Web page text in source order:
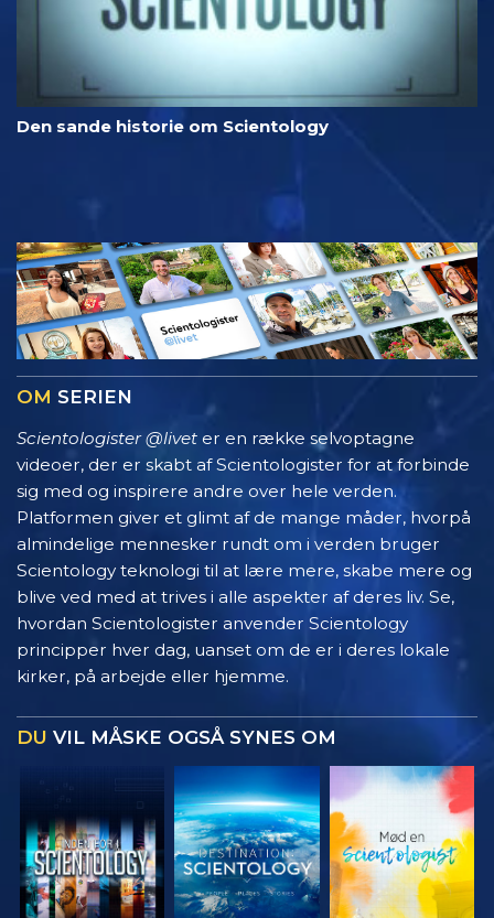
Den sande historie om Scientology
OM SERIEN
Scientologister @livet er en række selvoptagne
videoer, der er skabt af Scientologister for at forbinde
sig med og inspirere andre over hele verden.
Platformen giver et glimt af de mange måder, hvorpå
almindelige mennesker rundt om i verden bruger
Scientology teknologi til at lære mere, skabe mere og
blive ved med at trives i alle aspekter af deres liv. Se,
hvordan Scientologister anvender Scientology
principper hver dag, uanset om de er i deres lokale
kirker, på arbejde eller hjemme.
DU VIL MÅSKE OGSÅ SYNES OM